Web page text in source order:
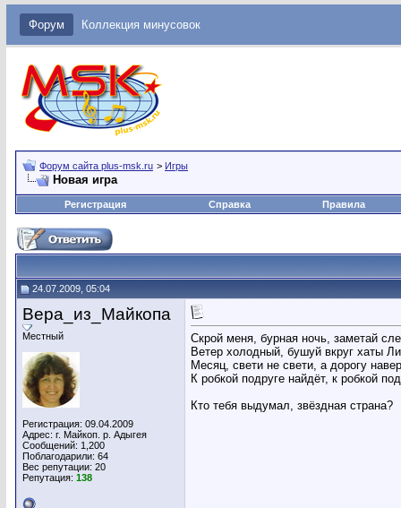
Форум Коллекция минусовок
Форум сайта plus-msk.ru > Игры
Новая игра
Регистрация Справка Правила
24.07.2009, 05:04
Вера_из_Майкопа
Местный
Регистрация: 09.04.2009
Адрес: г. Майкоп. р. Адыгея
Сообщений: 1,200
Поблагодарили: 64
Вес репутации: 20
Репутация: 138
Скрой меня, бурная ночь, заметай
Ветер холодный, бушуй вкруг хаты
Месяц, свети не свети, а дорогу
К робкой подруге найдёт, к робкой
Кто тебя выдумал, звёздная страна?